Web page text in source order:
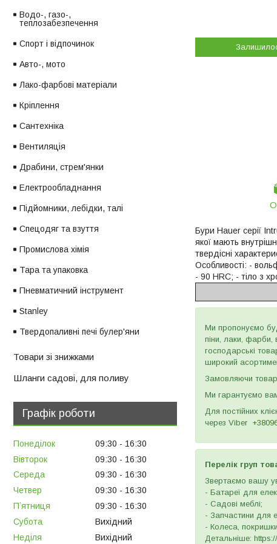
Бури Hauer серії
якої мають
твердісні
Особливості: -
- 90 HRC; - тіло з
Ми пропонуємо
піни, лаки, фарби,
господарські
широкий
Замовляючи
Ми гарантуємо
Для постійних
через Viber
Перелік груп
Звертаємо вашу
- Батареї для
- Садові меблі;
- Запчастини для
- Колеса,
Детальніше:
Водо-, газо-,
теплозабезпечення
Спорт і відпочинок
Авто-, мото
Лако-фарбові матеріали
Кріплення
Сантехніка
Вентиляція
Драбини, стрем'янки
Електрообладнання
Підйомники, лебідки, талі
Спецодяг та взуття
Промислова хімія
Тара та упаковка
Пневматичний інструмент
Stanley
Твердопаливні печі булер'яни
Товари зі знижками
Шланги садові, для поливу
Графік роботи
Понеділок 09:30
16:30
Вівторок
09:30
16:30
Середа
09:30
16:30
Четвер
09:30
16:30
Пʼятниця
09:30
16:30
Субота
Вихідний
Неділя
Вихідний